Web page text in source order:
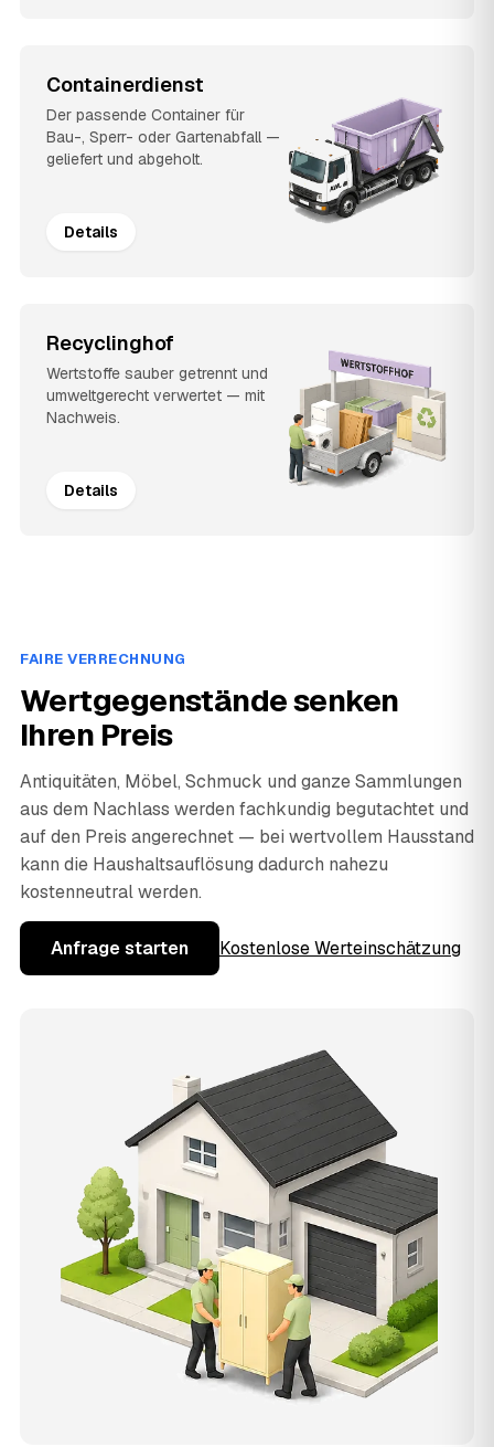
Containerdienst
Der passende Container für
Bau-, Sperr- oder Gartenabfall —
geliefert und abgeholt.
Details
Recyclinghof
Wertstoffe sauber getrennt und
umweltgerecht verwertet — mit
Nachweis.
Details
FAIRE VERRECHNUNG
Wertgegenstände senken
Ihren Preis
Antiquitäten, Möbel, Schmuck und ganze Sammlungen
aus dem Nachlass werden fachkundig begutachtet und
auf den Preis angerechnet — bei wertvollem Hausstand
kann die Haushaltsauflösung dadurch nahezu
kostenneutral werden.
Anfrage starten Kostenlose Werteinschätzung